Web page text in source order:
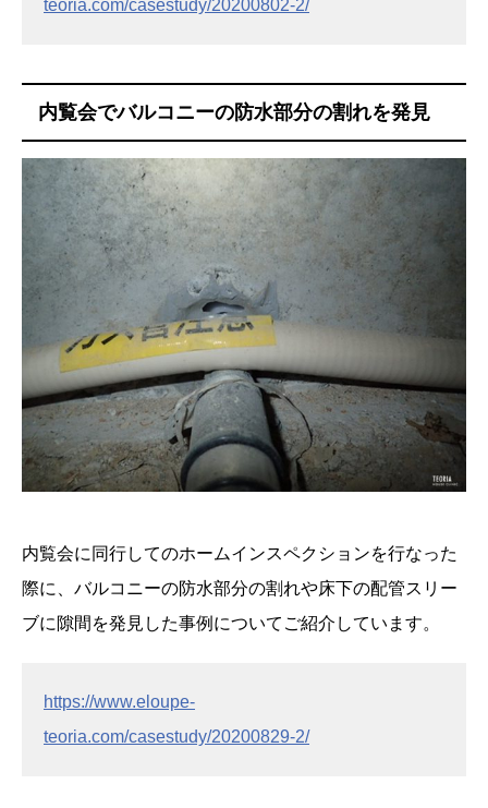
teoria.com/casestudy/20200802-2/
内覧会でバルコニーの防水部分の割れを発見
内覧会に同行してのホームインスペクションを行なった
際に、バルコニーの防水部分の割れや床下の配管スリー
ブに隙間を発見した事例についてご紹介しています。
https://www.eloupe-
teoria.com/casestudy/20200829-2/